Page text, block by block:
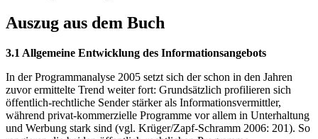
Auszug aus dem Buch
3.1 Allgemeine Entwicklung des Informationsangebots
In der Programmanalyse 2005 setzt sich der schon in den Jahren
zuvor ermittelte Trend weiter fort: Grundsätzlich profilieren sich
öffentlich-rechtliche Sender stärker als Informationsvermittler,
während privat-kommerzielle Programme vor allem in Unterhaltung
und Werbung stark sind (vgl. Krüger/Zapf-Schramm 2006: 201). So